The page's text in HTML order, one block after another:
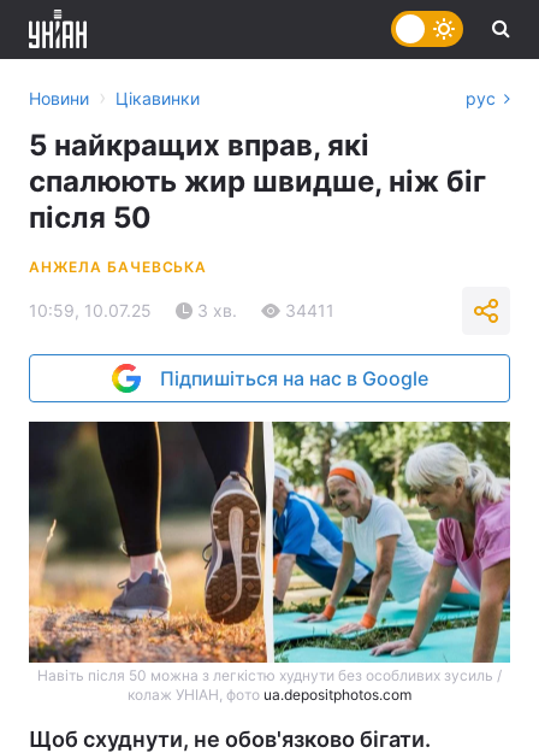
Новини › Цікавинки рус
5 найкращих вправ, які
спалюють жир швидше, ніж біг
після 50
АНЖЕЛА БАЧЕВСЬКА
10:59, 10.07.25 3 хв. 34411
Підпишіться на нас в Google
Навіть після 50 можна з легкістю худнути без особливих зусиль /
колаж УНІАН, фото ua.depositphotos.com
Щоб схуднути, не обов'язково бігати.